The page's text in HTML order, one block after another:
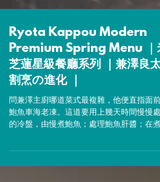
Ryota Kappou Modern
Premium Spring Menu ｜
芝蓮星級餐廳系列 ｜兼澤良太
割烹の進化 ｜
問兼澤主廚哪道菜式最複雜，他便直指面前
鮑魚車海老凍。這道要用上幾天時間慢慢處
嫩；至最後在模具中排列好代表春臨大地的